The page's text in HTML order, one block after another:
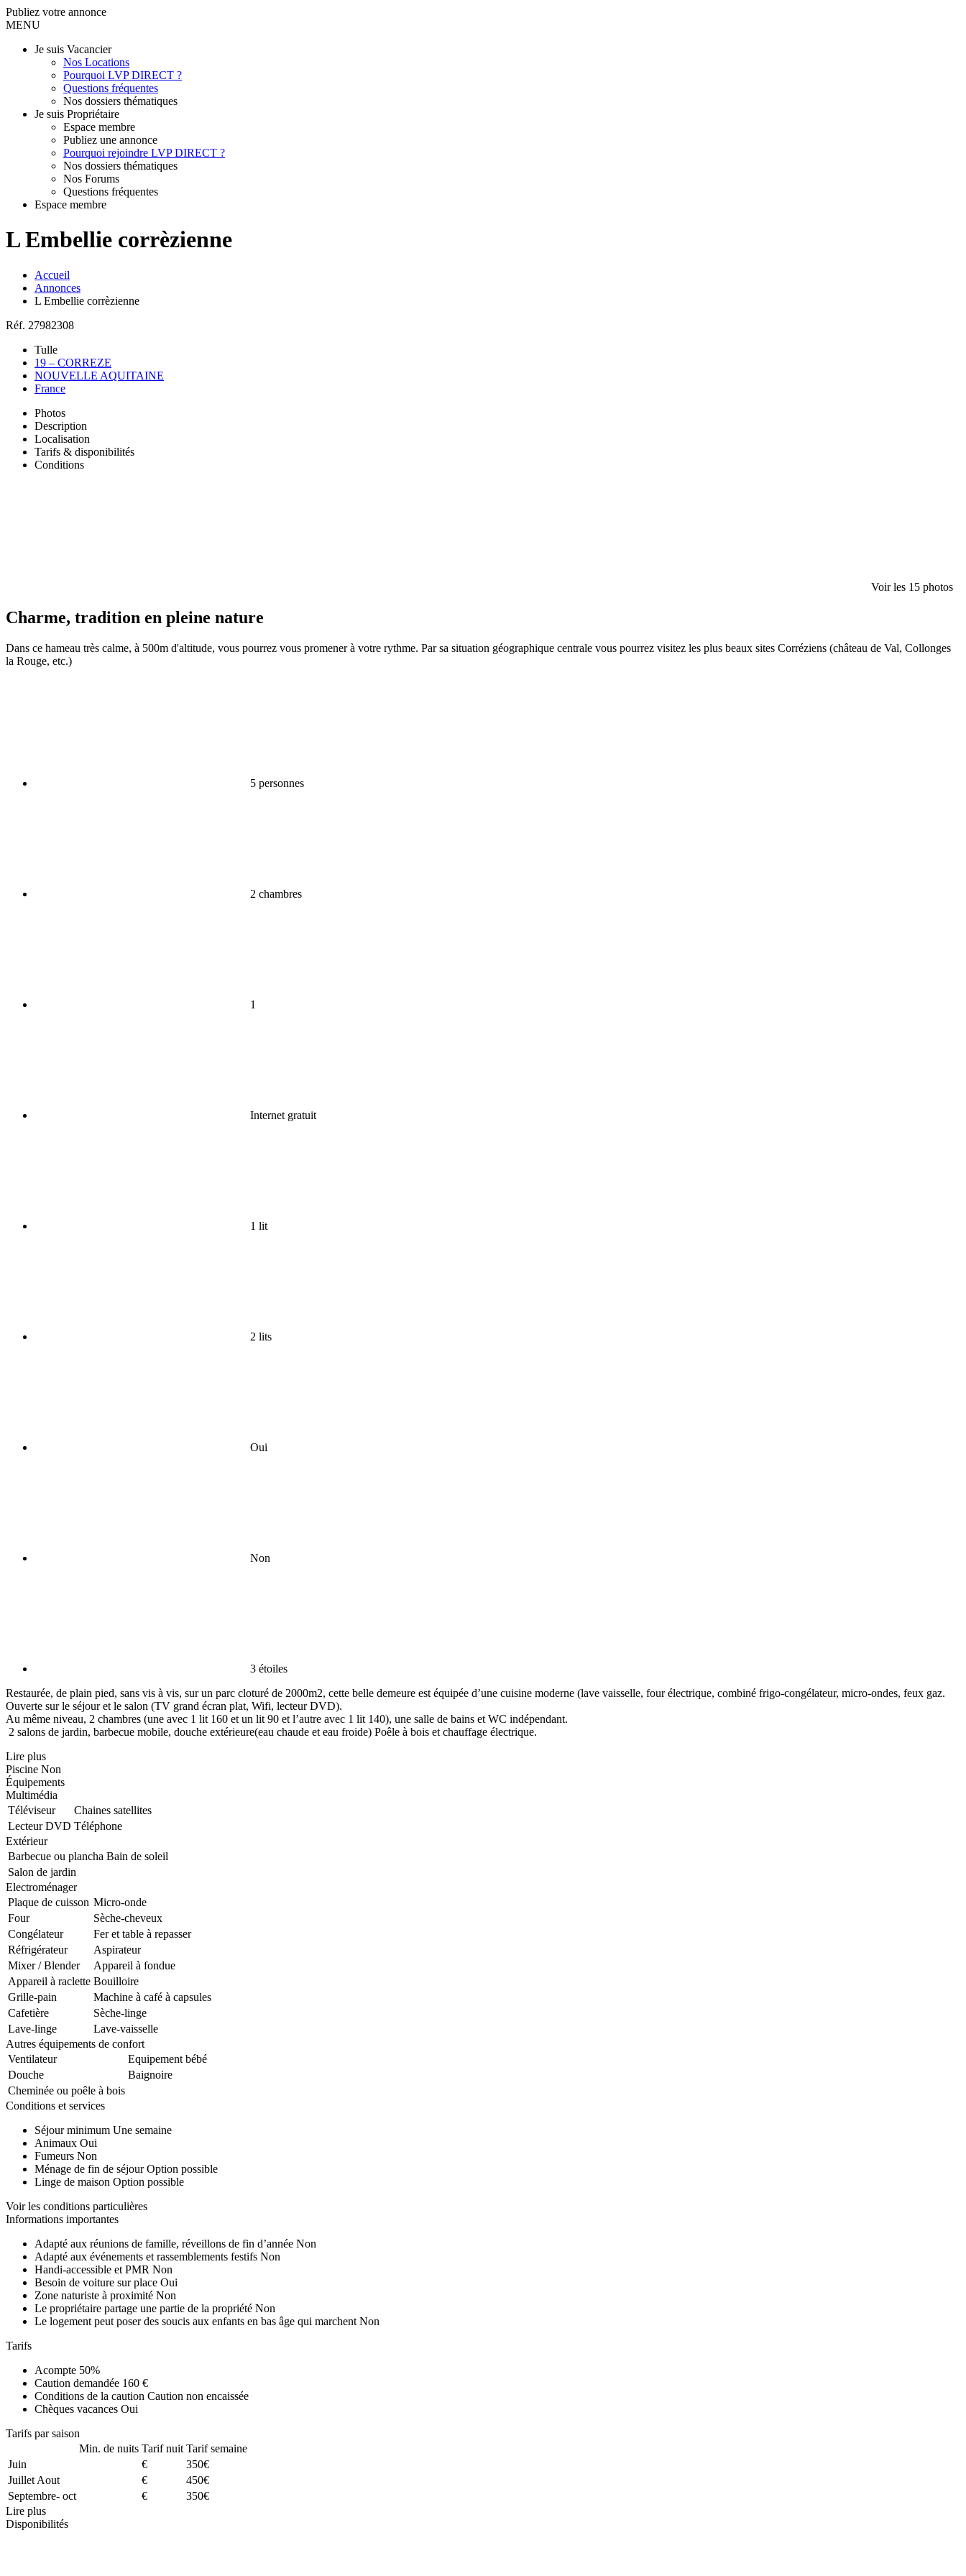
Publiez votre annonce
MENU
Je suis Vacancier
Nos Locations
Pourquoi LVP DIRECT ?
Questions fréquentes
Nos dossiers thématiques
Je suis Propriétaire
Espace membre
Publiez une annonce
Pourquoi rejoindre LVP DIRECT ?
Nos dossiers thématiques
Nos Forums
Questions fréquentes
Espace membre
L Embellie corrèzienne
Accueil
Annonces
L Embellie corrèzienne
Réf. 27982308
Tulle
19 – CORREZE
NOUVELLE AQUITAINE
France
Photos
Description
Localisation
Tarifs & disponibilités
Conditions
Voir les 15 photos
Charme, tradition en pleine nature
Dans ce hameau très calme, à 500m d'altitude, vous pourrez vous promener à votre rythme. Par sa situation géographique centrale vous pourrez visitez les plus beaux sites Corréziens (château de Val, Collonges
la Rouge, etc.)
5 personnes
2 chambres
1
Internet gratuit
1 lit
2 lits
Oui
Non
3 étoiles
Restaurée, de plain pied, sans vis à vis, sur un parc cloturé de 2000m2, cette belle demeure est équipée d’une cuisine moderne (lave vaisselle, four électrique, combiné frigo-congélateur, micro-ondes, feux gaz.
Ouverte sur le séjour et le salon (TV grand écran plat, Wifi, lecteur DVD).
Au même niveau, 2 chambres (une avec 1 lit 160 et un lit 90 et l’autre avec 1 lit 140), une salle de bains et WC indépendant.
2 salons de jardin, barbecue mobile, douche extérieure(eau chaude et eau froide) Poêle à bois et chauffage électrique.
Lire plus
Piscine Non
Équipements
Multimédia
Téléviseur
Chaines satellites
Lecteur DVD Téléphone
Extérieur
Barbecue ou plancha Bain de soleil
Salon de jardin
Electroménager
Plaque de cuisson Micro-onde
Four
Sèche-cheveux
Congélateur
Fer et table à repasser
Réfrigérateur
Aspirateur
Mixer / Blender
Appareil à fondue
Appareil à raclette Bouilloire
Grille-pain
Machine à café à capsules
Cafetière
Sèche-linge
Lave-linge
Lave-vaisselle
Autres équipements de confort
Ventilateur
Equipement bébé
Douche
Baignoire
Cheminée ou poêle à bois
Conditions et services
Séjour minimum Une semaine
Animaux Oui
Fumeurs Non
Ménage de fin de séjour Option possible
Linge de maison Option possible
Voir les conditions particulières
Informations importantes
Adapté aux réunions de famille, réveillons de fin d’année Non
Adapté aux événements et rassemblements festifs Non
Handi-accessible et PMR Non
Besoin de voiture sur place Oui
Zone naturiste à proximité Non
Le propriétaire partage une partie de la propriété Non
Le logement peut poser des soucis aux enfants en bas âge qui marchent Non
Tarifs
Acompte 50%
Caution demandée 160 €
Conditions de la caution Caution non encaissée
Chèques vacances Oui
Tarifs par saison
Min. de nuits Tarif nuit Tarif semaine
Juin
€
350€
Juillet Aout
€
450€
Septembre- oct
€
350€
Lire plus
Disponibilités